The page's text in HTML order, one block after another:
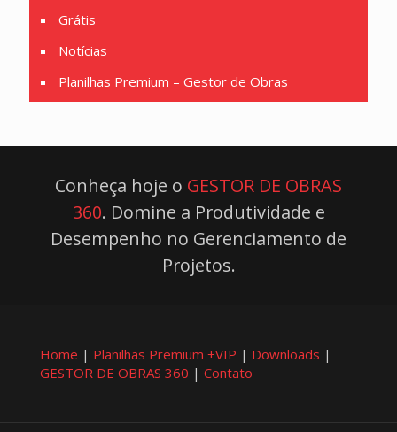
Grátis
Notícias
Planilhas Premium – Gestor de Obras
Conheça hoje o GESTOR DE OBRAS
360. Domine a Produtividade e
Desempenho no Gerenciamento de
Projetos.
Home | Planilhas Premium +VIP | Downloads |
GESTOR DE OBRAS 360 | Contato